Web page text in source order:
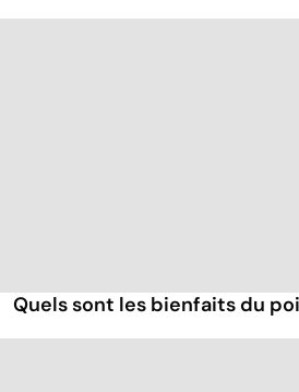
Quels sont les bienfaits du